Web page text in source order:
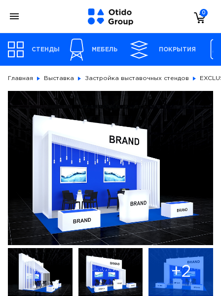
0
СТЕНДЫ МЕБЕЛЬ ПОКРЫТИЯ
Главная Выставка Застройка выставочных стендов
+2